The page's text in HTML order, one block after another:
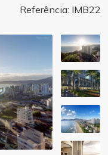
Referência: IMB22